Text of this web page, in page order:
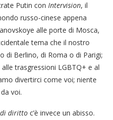
Putin con Intervision, il
russo-cinese appena
alle porte di Mosca,
tema che il nostro
di Berlino, di Roma o di Parigi;
trasgressioni LGBTQ+ e al
divertirci come voi; niente
voi.
diritto c’è invece un abisso.